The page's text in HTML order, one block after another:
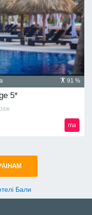
91 %
5*
n\a
Бали